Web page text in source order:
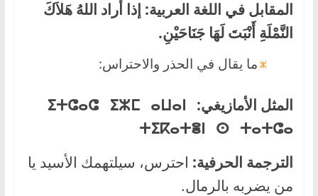
المقابل في اللغة العربية: إذا أراد اللهُ هَلاَكَ
النَّمْلَةِ أَنْبَتَ لَهَا جَنَاحَيْنِ.
ما يقال في الحذر والاحتراس:
المثل الأمازيغي:
ⵉⵜⵛⴰⵛ ⵉⵣⵎ ⴰⵡⴰⵏ
ⵜⵉⴽⴰⵜⴻⵏ ⵙ ⵜⴰⵜⵛⴰ
الترجمة الحرفية: احترس، سيلتهمك الأسيد يا
من يضربه بالرمال.